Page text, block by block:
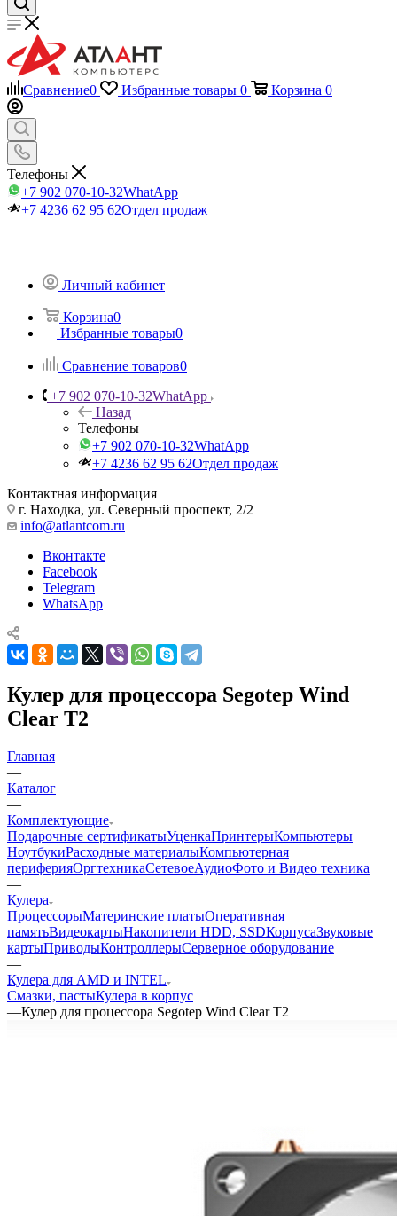
Сравнение0 Избранные товары 0 Корзина 0
Телефоны
+7 902 070-10-32WhatApp
+7 4236 62 95 62Отдел продаж
Личный кабинет
Корзина0
Избранные товары0
Сравнение товаров0
+7 902 070-10-32WhatApp
Назад
Телефоны
+7 902 070-10-32WhatApp
+7 4236 62 95 62Отдел продаж
Контактная информация
г. Находка, ул. Северный проспект, 2/2
info@atlantcom.ru
Вконтакте
Facebook
Telegram
WhatsApp
Кулер для процессора Segotep Wind
Clear T2
Главная
—
Каталог
—
Комплектующие
Подарочные сертификатыУценкаПринтерыКомпьютеры
НоутбукиРасходные материалыКомпьютерная
периферияОргтехникаСетевоеАудиоФото и Видео техника
—
Кулера
ПроцессорыМатеринские платыОперативная
памятьВидеокартыНакопители HDD, SSDКорпусаЗвуковые
картыПриводыКонтроллерыCерверное оборудование
—
Кулера для AMD и INTEL
Смазки, пастыКулера в корпус
—Кулер для процессора Segotep Wind Clear T2